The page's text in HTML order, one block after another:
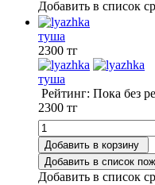
Добавить в список
туша
2300 тг
туша
Рейтинг: Пока без
2300 тг
Добавить в корзину
Добавить в список
Добавить в список